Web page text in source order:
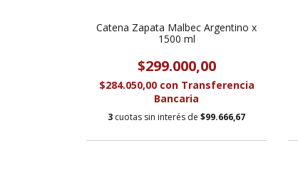
Catena Zapata Malbec Argentino x
1500 ml
$299.000,00
$284.050,00 con Transferencia
Bancaria
3 cuotas sin interés de $99.666,67